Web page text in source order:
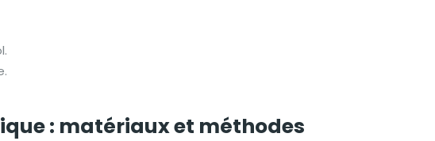
: matériaux et méthodes